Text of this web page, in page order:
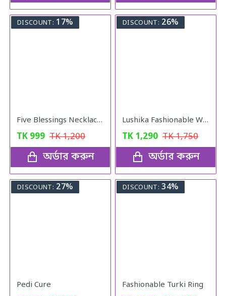
DISCOUNT: 17%
Five Blessings Necklace Woman Love Transfer Gold - Plated Moisture Light Luxury Jewellery Necklace
TK 999 TK1,200
অর্ডার করুন
DISCOUNT: 26%
Lushika Fashionable Watch Quartz Small Watch With Full Nekless Set
TK 1,290 TK1,750
অর্ডার করুন
DISCOUNT: 27%
Pedi Cure
DISCOUNT: 34%
Fashionable Turki Ring